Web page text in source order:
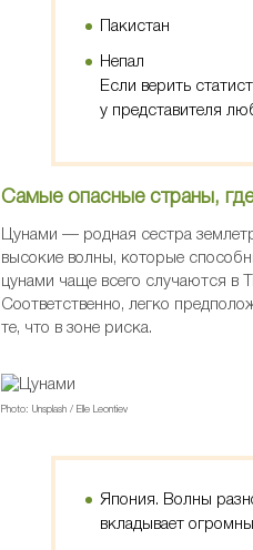
Пакистан
Непал
Если верить
у представителя
Самые опасные страны,
Цунами — родная сестра
высокие волны, которые
цунами чаще всего случаются в
Соответственно, легко
те, что в зоне риска.
Photo: Unsplash / Elle Leontiev
Япония. Волны
вкладывает